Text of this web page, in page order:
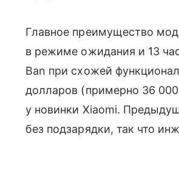
Главное преимущество
в режиме ожидания и 13
Ban при схожей
долларов (примерно 36
у новинки Xiaomi.
без подзарядки, так что